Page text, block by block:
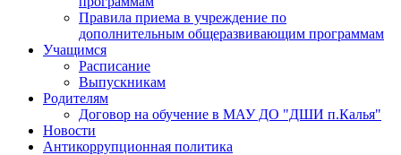
Правила приема в учреждение по
дополнительным общеразвивающим программам
Учащимся
Расписание
Выпускникам
Родителям
Договор на обучение в МАУ ДО "ДШИ п.Калья"
Новости
Антикоррупционная политика